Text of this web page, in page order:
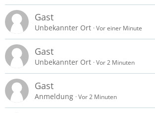
Gast
Unbekannter Ort Vor einer Minute
Gast
Unbekannter Ort Vor 2 Minuten
Gast
Anmeldung Vor 2 Minuten